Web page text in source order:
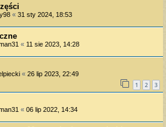
« 31 sty 2024, 18:53
« 11 sie 2023, 14:28
« 26 lip 2023, 22:49
1 2 3
« 06 lip 2022, 14:34